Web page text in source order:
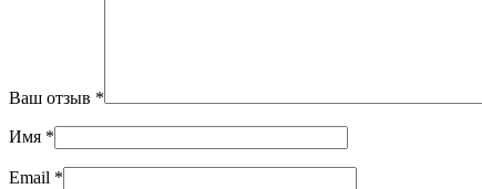
Ваш отзыв *
Имя *
Email *